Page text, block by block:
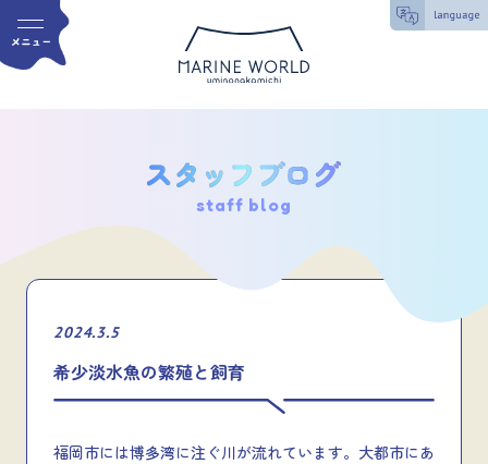
staff blog
2024.3.5
希少淡水魚の繁殖と飼育
福岡市には博多湾に注ぐ川が流れています。大都市にあ